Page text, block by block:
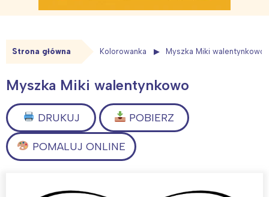
Strona główna Kolorowanka Myszka Miki walentynkowo
Myszka Miki walentynkowo
DRUKUJ POBIERZ
POMALUJ ONLINE